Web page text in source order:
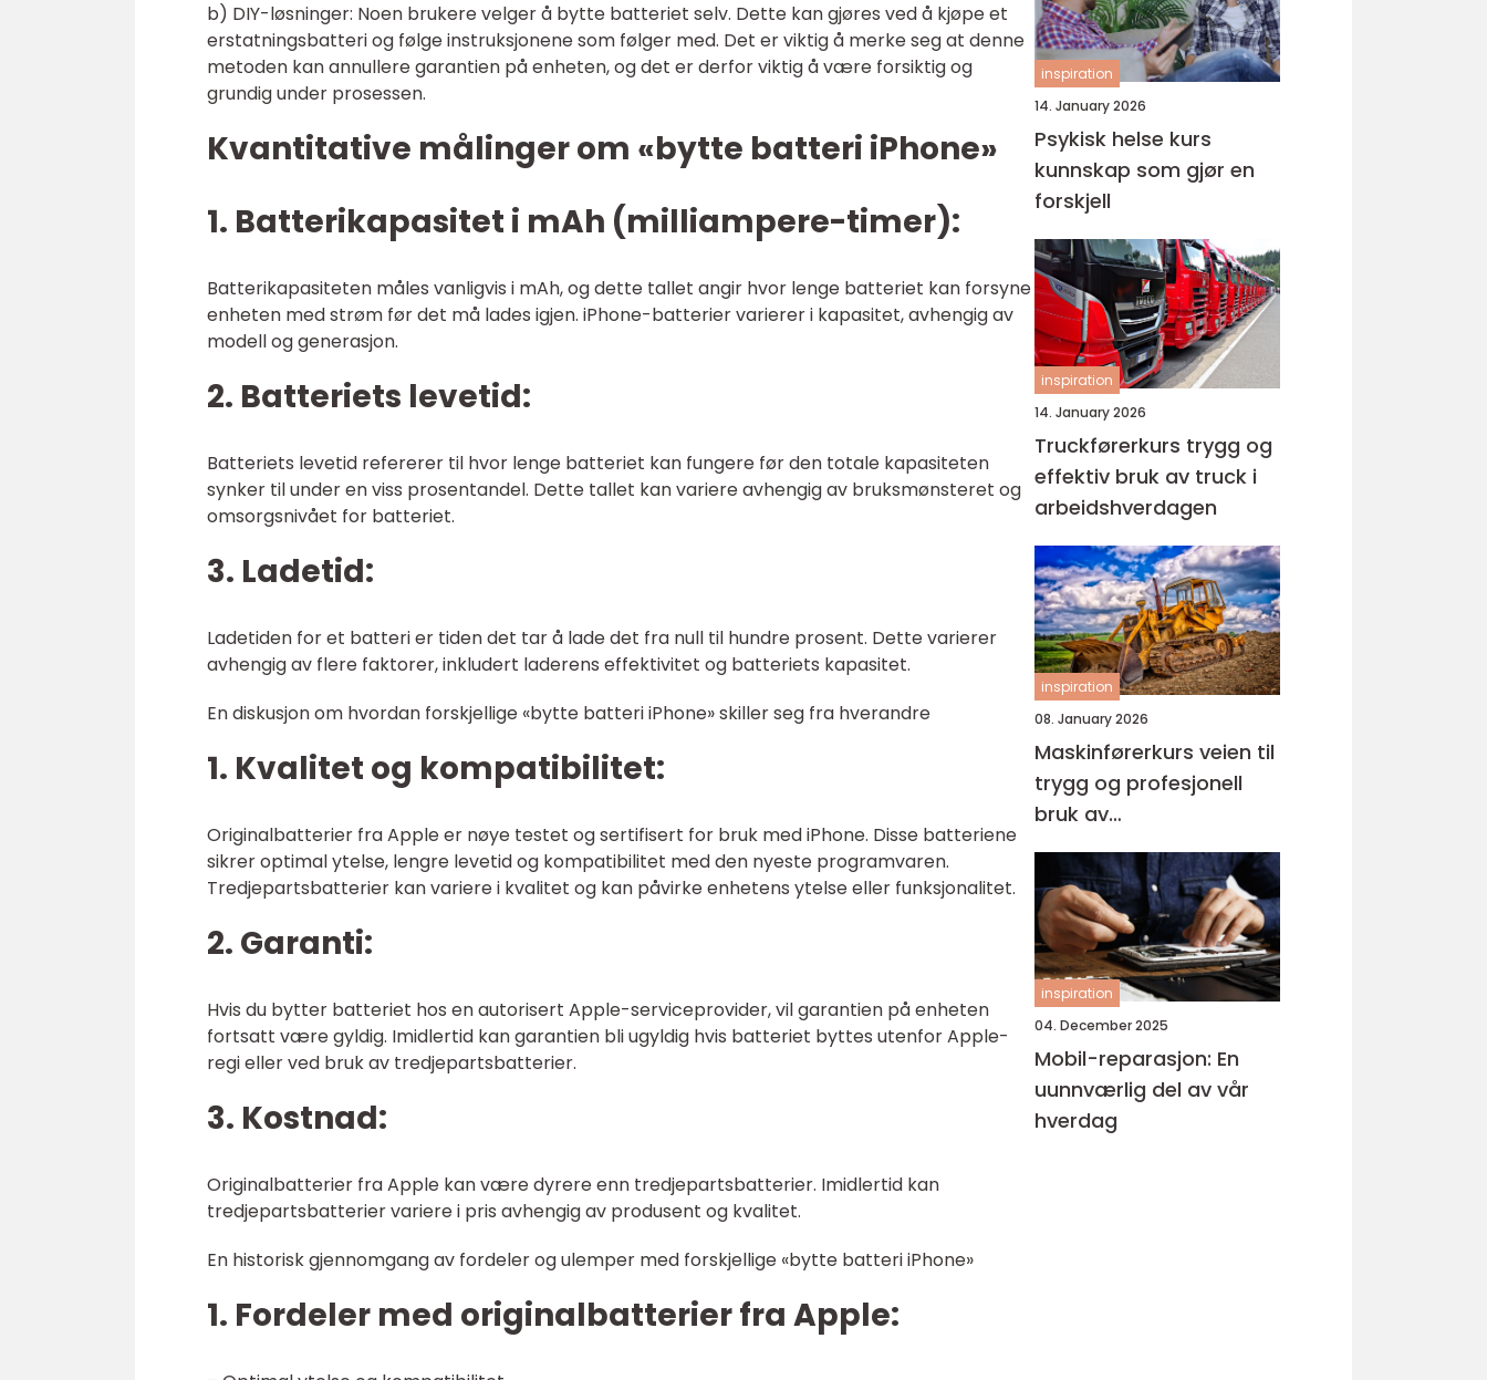
b) DIY-løsninger: Noen brukere velger å bytte batteriet selv. Dette kan gjøres ved å kjøpe et
erstatningsbatteri og følge instruksjonene som følger med. Det er viktig å merke seg at denne
metoden kan annullere garantien på enheten, og det er derfor viktig å være forsiktig og
grundig under prosessen.
Kvantitative målinger om «bytte batteri iPhone»
1. Batterikapasitet i mAh (milliampere-timer):
Batterikapasiteten måles vanligvis i mAh, og dette tallet angir hvor lenge batteriet kan forsyne
enheten med strøm før det må lades igjen. iPhone-batterier varierer i kapasitet, avhengig av
modell og generasjon.
2. Batteriets levetid:
Batteriets levetid refererer til hvor lenge batteriet kan fungere før den totale kapasiteten
synker til under en viss prosentandel. Dette tallet kan variere avhengig av bruksmønsteret og
omsorgsnivået for batteriet.
3. Ladetid:
Ladetiden for et batteri er tiden det tar å lade det fra null til hundre prosent. Dette varierer
avhengig av flere faktorer, inkludert laderens effektivitet og batteriets kapasitet.
En diskusjon om hvordan forskjellige «bytte batteri iPhone» skiller seg fra hverandre
1. Kvalitet og kompatibilitet:
Originalbatterier fra Apple er nøye testet og sertifisert for bruk med iPhone. Disse batteriene
sikrer optimal ytelse, lengre levetid og kompatibilitet med den nyeste programvaren.
Tredjepartsbatterier kan variere i kvalitet og kan påvirke enhetens ytelse eller funksjonalitet.
2. Garanti:
Hvis du bytter batteriet hos en autorisert Apple-serviceprovider, vil garantien på enheten
fortsatt være gyldig. Imidlertid kan garantien bli ugyldig hvis batteriet byttes utenfor Apple-
regi eller ved bruk av tredjepartsbatterier.
3. Kostnad:
Originalbatterier fra Apple kan være dyrere enn tredjepartsbatterier. Imidlertid kan
tredjepartsbatterier variere i pris avhengig av produsent og kvalitet.
En historisk gjennomgang av fordeler og ulemper med forskjellige «bytte batteri iPhone»
1. Fordeler med originalbatterier fra Apple:
inspiration
14. January 2026
Psykisk helse kurs
kunnskap som gjør en
forskjell
inspiration
14. January 2026
Truckførerkurs trygg og
effektiv bruk av truck i
arbeidshverdagen
inspiration
08. January 2026
Maskinførerkurs veien til
trygg og profesjonell
bruk av
anleggsmaskiner
inspiration
04. December 2025
Mobil-reparasjon: En
uunnværlig del av vår
hverdag